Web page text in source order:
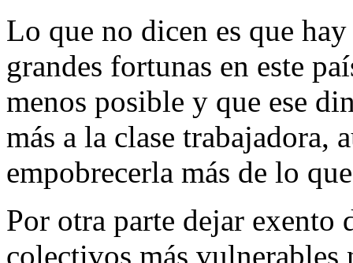
Lo que no dicen es que
grandes fortunas en este
menos posible y que ese
más a la clase trabajadora,
empobrecerla más de lo
Por otra parte dejar
colectivos más